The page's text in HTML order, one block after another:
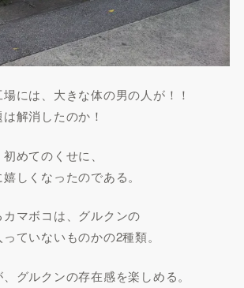
には、大きな体の男の人が！！
解消したのか！
めてのくせに、
しくなったのである。
マボコは、グルクンの
ていないものかの2種類。
グルクンの存在感を楽しめる。